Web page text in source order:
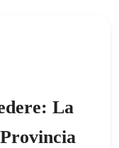
La